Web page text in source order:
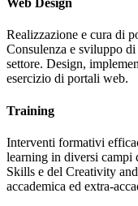
Web Design
Realizzazione e cura di
Consulenza e sviluppo
settore. Design,
esercizio di portali web.
Training
Interventi formativi
learning in diversi campi
Skills e del Creativity
accademica ed extra-